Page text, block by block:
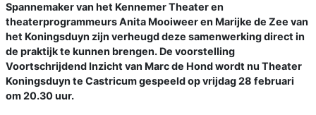
Spannemaker van het Kennemer Theater en
theaterprogrammeurs Anita Mooiweer en Marijke de Zee van
het Koningsduyn zijn verheugd deze samenwerking direct in
de praktijk te kunnen brengen. De voorstelling
Voortschrijdend Inzicht van Marc de Hond wordt nu Theater
Koningsduyn te Castricum gespeeld op vrijdag 28 februari
om 20.30 uur.